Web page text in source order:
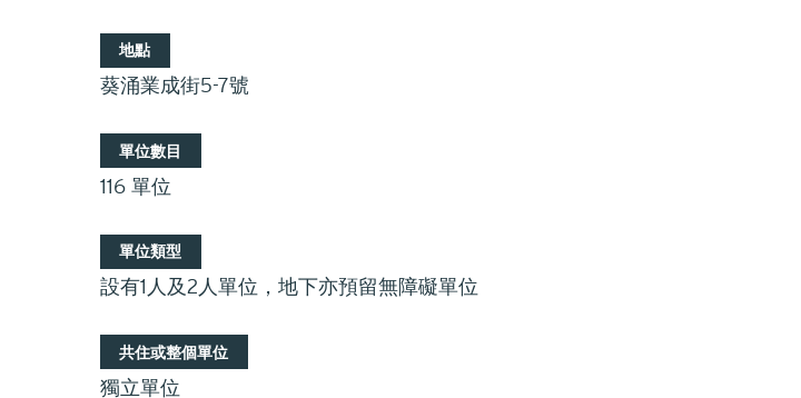
地點
葵涌業成街5-7號
單位數目
116 單位
單位類型
設有1人及2人單位，地下亦預留無障礙單位
共住或整個單位
獨立單位